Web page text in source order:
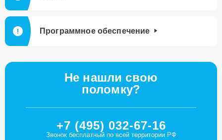
Программное обеспечение
Не нашли свою
поломку?
+7 (495) 032-67-16
Звонок бесплатный по всей территории РФ